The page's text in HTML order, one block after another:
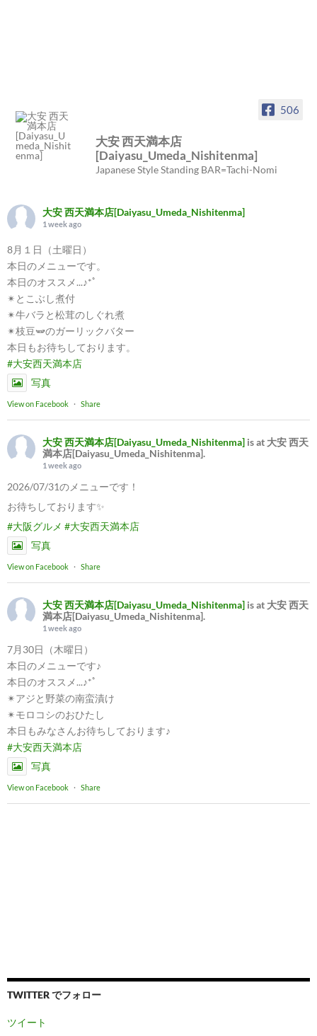
506
大安 西天満本店
[Daiyasu_Umeda_Nishitenma]
Japanese Style Standing BAR=Tachi-Nomi
大安 西天満本店[Daiyasu_Umeda_Nishitenma]
1 week ago
8月１日（土曜日）
本日のメニューです。
本日のオススメ...♪*ﾟ
✴︎とこぶし煮付
✴︎牛バラと松茸のしぐれ煮
✴︎枝豆🫛のガーリックバター
本日もお待ちしております。
#大安西天満本店
写真
View on Facebook · Share
大安 西天満本店[Daiyasu_Umeda_Nishitenma] is at 大安 西天
満本店[Daiyasu_Umeda_Nishitenma].
1 week ago
2026/07/31のメニューです！
お待ちしております✨
#大阪グルメ #大安西天満本店
写真
View on Facebook · Share
大安 西天満本店[Daiyasu_Umeda_Nishitenma] is at 大安 西天
満本店[Daiyasu_Umeda_Nishitenma].
1 week ago
7月30日（木曜日）
本日のメニューです♪
本日のオススメ...♪*ﾟ
✴︎アジと野菜の南蛮漬け
✴︎モロコシのおひたし
本日もみなさんお待ちしております♪
#大安西天満本店
写真
View on Facebook · Share
TWITTER でフォロー
ツイート